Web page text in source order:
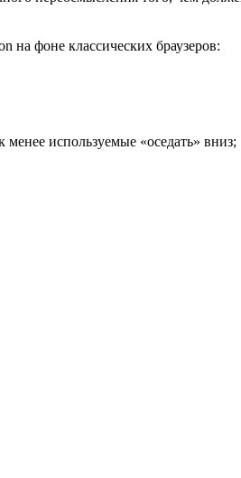
фоне классических браузеров:
менее используемые «оседать» вниз;